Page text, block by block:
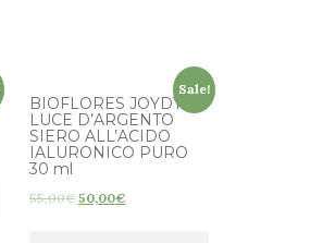
Sale!
BIOFLORES JOYDY
LUCE D’ARGENTO
SIERO ALL’ACIDO
IALURONICO PURO
30 ml
55,00€ 50,00€